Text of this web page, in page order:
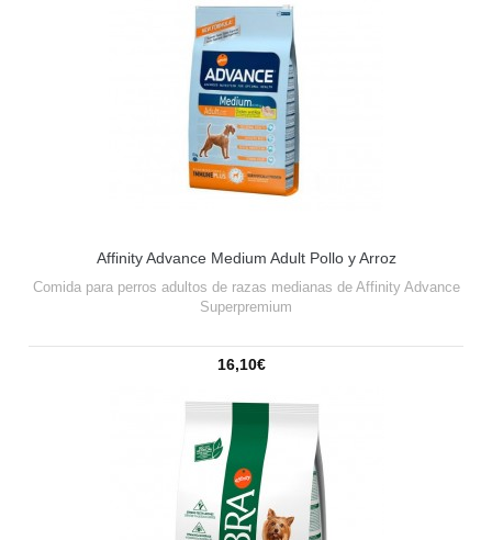
Affinity Advance Medium Adult Pollo y Arroz
Comida para perros adultos de razas medianas de Affinity Advance
Superpremium
16,10€